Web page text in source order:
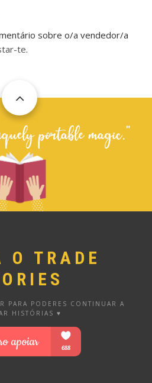
sobre o/a vendedor/a
te.
O TRADE
PARA PODERES CONTINUAR A
HISTÓRIAS ♥